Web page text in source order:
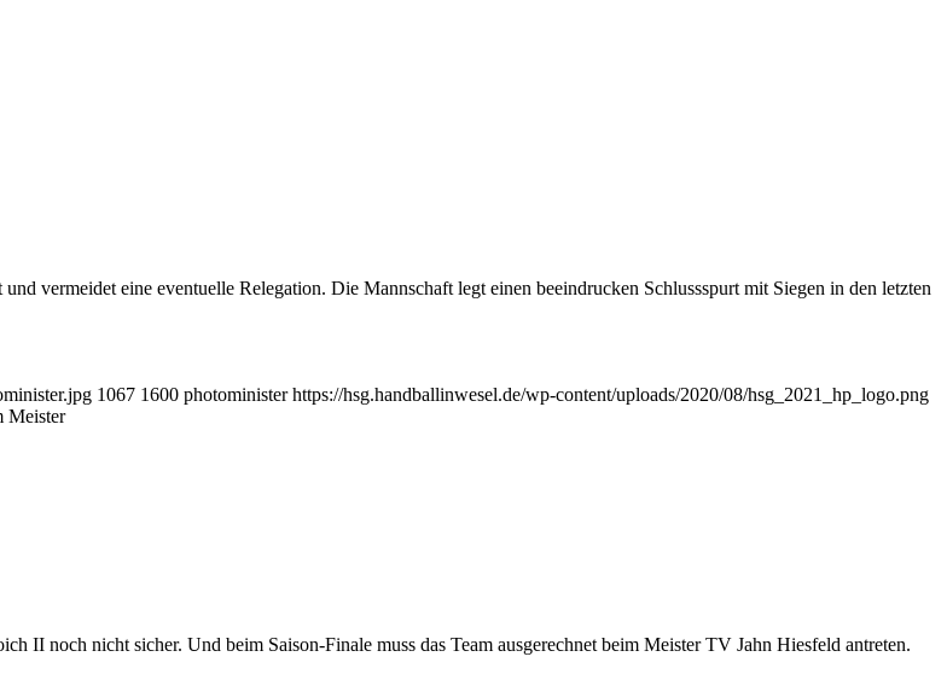
vermeidet eine eventuelle Relegation. Die Mannschaft legt einen beeindrucken Schlussspurt mit Siegen in den letzten
1067 1600 photominister https://hsg.handballinwesel.de/wp-content/uploads/2020/08/hsg_2021_hp_logo.png
Meister
II noch nicht sicher. Und beim Saison-Finale muss das Team ausgerechnet beim Meister TV Jahn Hiesfeld antreten.